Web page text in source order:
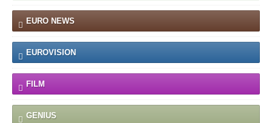
EURO NEWS
EUROVISION
FILM
GENIUS